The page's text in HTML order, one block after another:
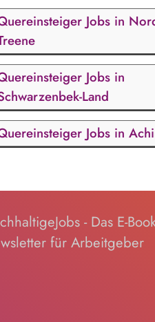
Jobs in
Jobs in
Land
Jobs in
- Das E-
für Arbeitgeber